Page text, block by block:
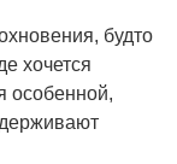
будто
хочется
особенной,